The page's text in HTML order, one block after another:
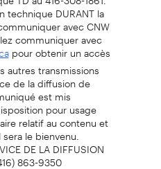
technique DURANT la
avec CNW
communiquer avec
pour obtenir un accès
autres transmissions
de la diffusion de
est mis
pour usage
relatif au contenu et
le bienvenu.
DE LA DIFFUSION
863-9350